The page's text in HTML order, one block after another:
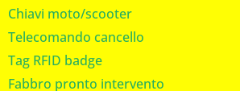
Chiavi moto/scooter
Telecomando cancello
Tag RFID badge
Fabbro pronto intervento